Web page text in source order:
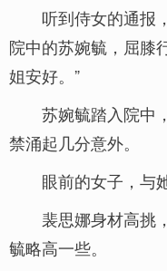
听到侍女的通报
院中的苏婉毓，屈膝
姐安好。”
苏婉毓踏入院中
禁涌起几分意外。
眼前的女子，与
裴思娜身材高挑
毓略高一些。